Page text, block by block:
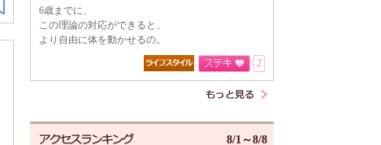
6歳までに、
この理論の対応ができると、
より自由に体を動かせるの。
2
8/1～8/8